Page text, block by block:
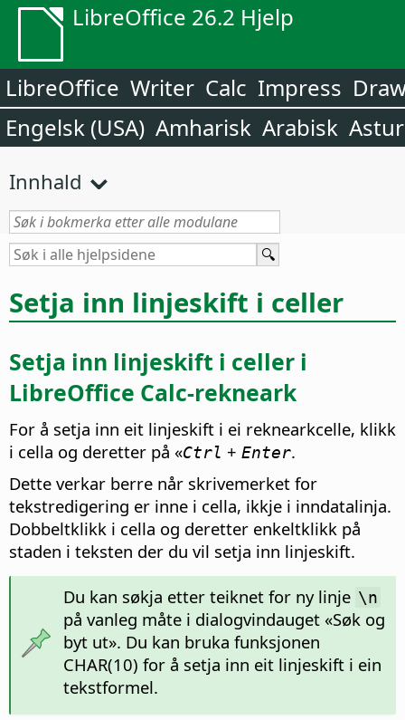
LibreOffice 26.2 Hjelp
LibreOffice Writer Calc Impress
Engelsk (USA) Amharisk Arabisk
Innhald
Setja inn linjeskift i celler
Setja inn linjeskift i celler i
LibreOffice Calc-rekneark
For å setja inn eit linjeskift i ei reknearkcelle, klikk
i cella og deretter på «Ctrl + Enter.
Dette verkar berre når skrivemerket for
tekstredigering er inne i cella, ikkje i inndatalinja.
Dobbeltklikk i cella og deretter enkeltklikk på
staden i teksten der du vil setja inn linjeskift.
Du kan søkja etter teiknet for ny linje \n
på vanleg måte i dialogvindauget «Søk og
byt ut». Du kan bruka funksjonen
CHAR(10) for å setja inn eit linjeskift i ein
tekstformel.